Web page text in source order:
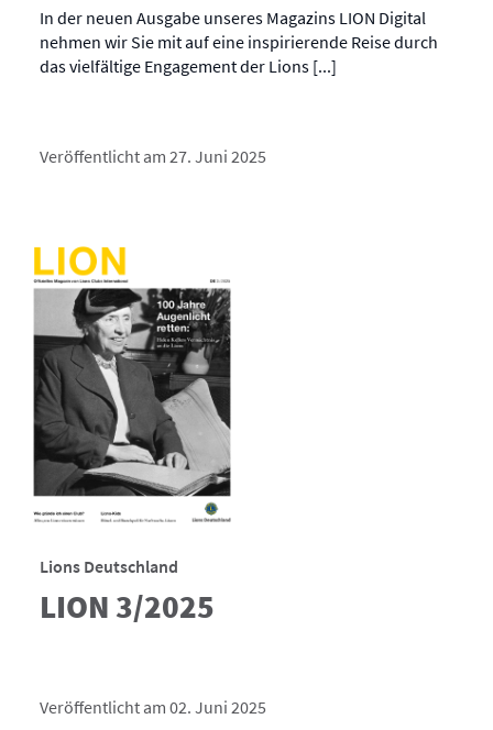
In der neuen Ausgabe unseres Magazins LION Digital
nehmen wir Sie mit auf eine inspirierende Reise durch
das vielfältige Engagement der Lions [...]
Veröffentlicht am 27. Juni 2025
Lions Deutschland
LION 3/2025
Veröffentlicht am 02. Juni 2025